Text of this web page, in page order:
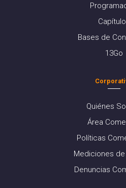
Bases de
13Go
Quiénes
Área
Políticas
Mediciones
Denuncias